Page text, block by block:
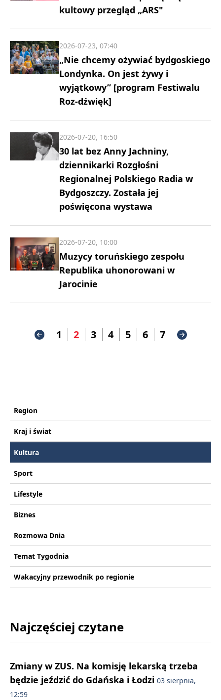
kultowy przegląd „ARS"
„Nie chcemy ożywiać bydgoskiego
Londynka. On jest żywy i
wyjątkowy” [program Festiwalu
Roz-dźwięk]
2026-07-23, 07:40
30 lat bez Anny Jachniny,
dziennikarki Rozgłośni
Regionalnej Polskiego Radia w
Bydgoszczy. Została jej
poświęcona wystawa
2026-07-20, 16:50
Muzycy toruńskiego zespołu
Republika uhonorowani w
Jarocinie
2026-07-20, 10:00
1 2 3 4 5 6 7
Region
Kraj i świat
Kultura
Sport
Lifestyle
Biznes
Rozmowa Dnia
Temat Tygodnia
Wakacyjny przewodnik po regionie
Najczęściej czytane
Zmiany w ZUS. Na komisję lekarską trzeba
będzie jeździć do Gdańska i Łodzi 03 sierpnia,
12:59